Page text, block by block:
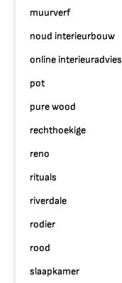
muurverf
noud interieurbouw
online interieuradvies
pot
pure wood
rechthoekige
reno
rituals
riverdale
rodier
rood
slaapkamer